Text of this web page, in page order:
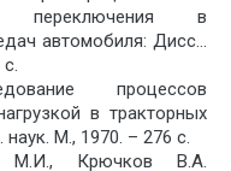
переключения в
автомобиля: Дисс…
процессов
в тракторных
М., 1970. – 276 с.
М.И., Крючков В.А.